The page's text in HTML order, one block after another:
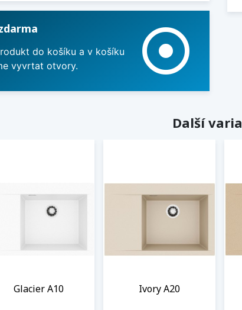
do košíku a v košíku
vyvrtat otvory.
adjust
Další
Glacier A10 Ivory A20